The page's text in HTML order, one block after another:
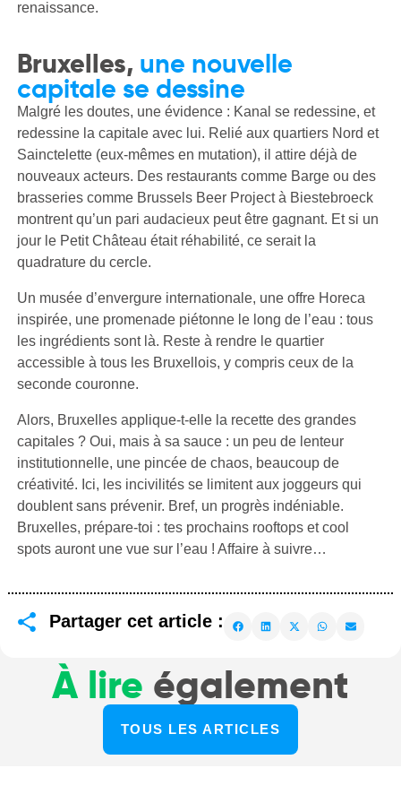
renaissance.
Bruxelles, une nouvelle
capitale se dessine
Malgré les doutes, une évidence : Kanal se redessine, et
redessine la capitale avec lui. Relié aux quartiers Nord et
Sainctelette (eux-mêmes en mutation), il attire déjà de
nouveaux acteurs. Des restaurants comme Barge ou des
brasseries comme Brussels Beer Project à Biestebroeck
montrent qu’un pari audacieux peut être gagnant. Et si un
jour le Petit Château était réhabilité, ce serait la
quadrature du cercle.
Un musée d’envergure internationale, une offre Horeca
inspirée, une promenade piétonne le long de l’eau : tous
les ingrédients sont là. Reste à rendre le quartier
accessible à tous les Bruxellois, y compris ceux de la
seconde couronne.
Alors, Bruxelles applique-t-elle la recette des grandes
capitales ? Oui, mais à sa sauce : un peu de lenteur
institutionnelle, une pincée de chaos, beaucoup de
créativité. Ici, les incivilités se limitent aux joggeurs qui
doublent sans prévenir. Bref, un progrès indéniable.
Bruxelles, prépare-toi : tes prochains rooftops et cool
spots auront une vue sur l’eau ! Affaire à suivre…
Partager cet article :
À lire également
TOUS LES ARTICLES